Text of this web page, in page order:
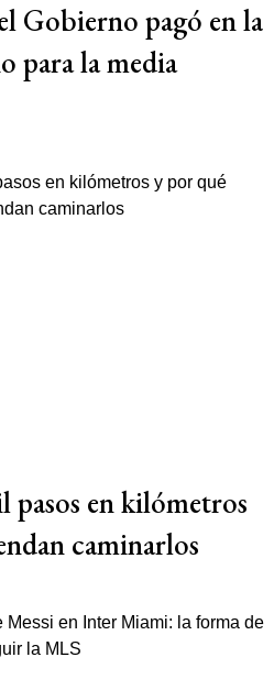
Gobierno pagó en la
para la media
pasos en kilómetros
caminarlos